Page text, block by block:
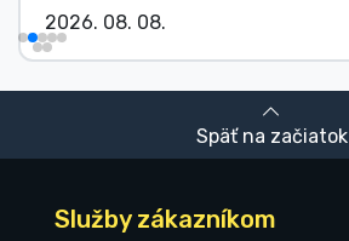
2026. 08. 08.
Späť na začiatok
Služby zákazníkom